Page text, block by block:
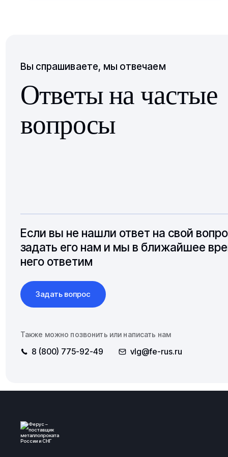
Вы спрашиваете, мы отвечаем
Ответы на частые
вопросы
Если вы не нашли ответ на свой
задать его нам и мы в ближайшее
него ответим
Задать вопрос
Также можно позвонить или написать нам
8 (800) 775-92-49 vlg@fe-rus.ru